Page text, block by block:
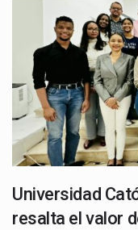
Universidad
resalta el valor